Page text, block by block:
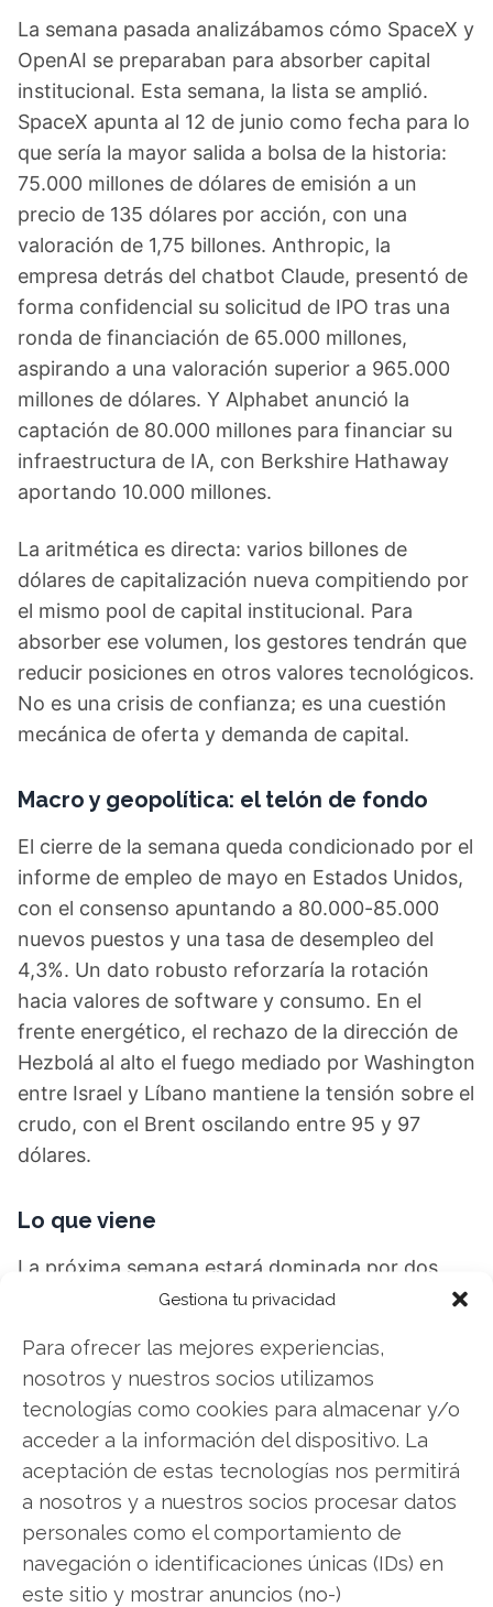
Gestiona tu privacidad
Para ofrecer las mejores experiencias,
nosotros y nuestros socios utilizamos
tecnologías como cookies para almacenar y/o
acceder a la información del dispositivo. La
aceptación de estas tecnologías nos permitirá
a nosotros y a nuestros socios procesar datos
personales como el comportamiento de
navegación o identificaciones únicas (IDs) en
este sitio y mostrar anuncios (no-)
La semana pasada analizábamos cómo SpaceX y
OpenAI se preparaban para absorber capital
institucional. Esta semana, la lista se amplió.
SpaceX apunta al 12 de junio como fecha para lo
que sería la mayor salida a bolsa de la historia:
75.000 millones de dólares de emisión a un
precio de 135 dólares por acción, con una
valoración de 1,75 billones. Anthropic, la
empresa detrás del chatbot Claude, presentó de
forma confidencial su solicitud de IPO tras una
ronda de financiación de 65.000 millones,
aspirando a una valoración superior a 965.000
millones de dólares. Y Alphabet anunció la
captación de 80.000 millones para financiar su
infraestructura de IA, con Berkshire Hathaway
aportando 10.000 millones.
La aritmética es directa: varios billones de
dólares de capitalización nueva compitiendo por
el mismo pool de capital institucional. Para
absorber ese volumen, los gestores tendrán que
reducir posiciones en otros valores tecnológicos.
No es una crisis de confianza; es una cuestión
mecánica de oferta y demanda de capital.
Macro y geopolítica: el telón de fondo
El cierre de la semana queda condicionado por el
informe de empleo de mayo en Estados Unidos,
con el consenso apuntando a 80.000-85.000
nuevos puestos y una tasa de desempleo del
4,3%. Un dato robusto reforzaría la rotación
hacia valores de software y consumo. En el
frente energético, el rechazo de la dirección de
Hezbolá al alto el fuego mediado por Washington
entre Israel y Líbano mantiene la tensión sobre el
crudo, con el Brent oscilando entre 95 y 97
dólares.
Lo que viene
La próxima semana estará dominada por dos
citas. El lunes, la WWDC de Apple determinará si
tiene una estrategia de IA capaz de justificar su
valoración récord. El jueves 12, el debut bursátil
de SpaceX pondrá a prueba la capacidad del
mercado para digerir una emisión sin
precedentes. Entre ambos eventos, los
inversores evaluarán si la rotación del hardware
al software tiene recorrido o si se agota tras el
primer impulso.